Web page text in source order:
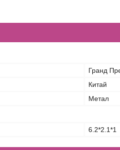
Гранд
Китай
Метал
6.2*2.1*1